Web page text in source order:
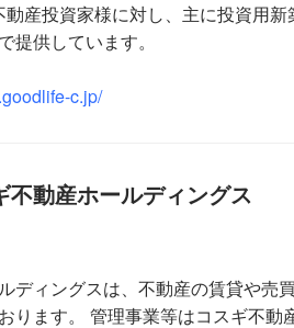
産投資家様に対し、主に投資用
提供しています。
c.jp/
不動産ホールディングス
ディングスは、不動産の賃貸や
ります。 管理事業等はコスギ不